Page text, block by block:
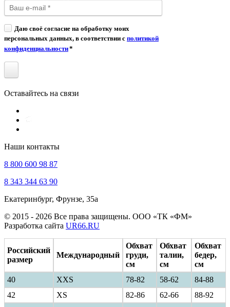
Даю своё согласие на обработку моих
персональных данных, в соответствии с политикой
конфиденциальности*
Оставайтесь на связи
Наши контакты
8 800 600 98 87
8 343 344 63 90
Екатеринбург, Фрунзе, 35а
© 2015 - 2026 Все права защищены. ООО «ТК «ФМ»
Разработка сайта UR66.RU
Российский
размер
Международный
Обхват
груди,
см
Обхват
талии,
см
Обхват
бедер,
см
40
ХXS 78-82 58-62
84-88
42
XS 82-86 62-66
88-92